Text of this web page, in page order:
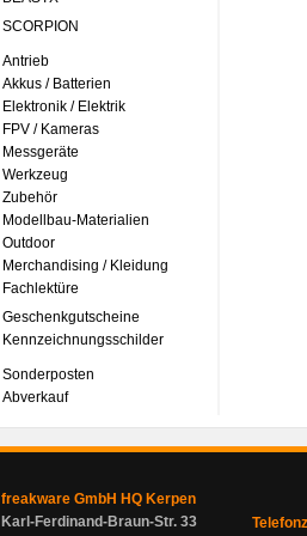
SCORPION
Antrieb
Akkus / Batterien
Elektronik / Elektrik
FPV / Kameras
Messgeräte
Werkzeug
Zubehör
Modellbau-Materialien
Outdoor
Merchandising / Kleidung
Fachlektüre
Geschenkgutscheine
Kennzeichnungsschilder
Sonderposten
Abverkauf
freakware GmbH HQ Kerpen
Karl-Ferdinand-Braun-Str. 33